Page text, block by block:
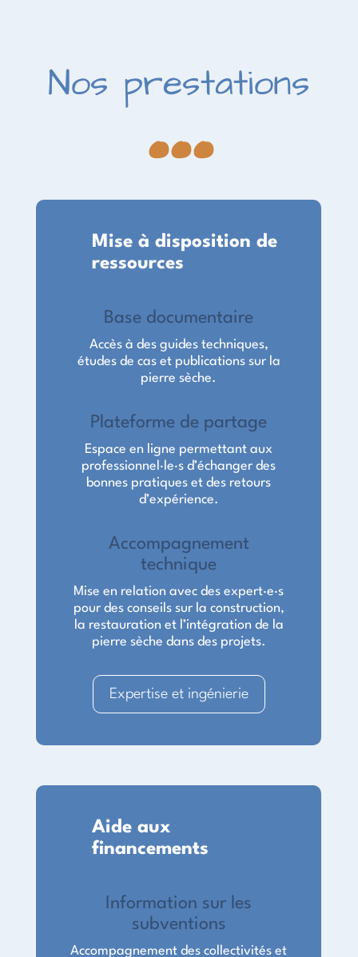
Nos prestations
...
Mise à disposition de
ressources
Base documentaire
Accès à des guides techniques,
études de cas et publications sur la
pierre sèche.
Plateforme de partage
Espace en ligne permettant aux
professionnel·le·s d’échanger des
bonnes pratiques et des retours
d’expérience.
Accompagnement
technique
Mise en relation avec des expert·e·s
pour des conseils sur la construction,
la restauration et l’intégration de la
pierre sèche dans des projets.
Expertise et ingénierie
Aide aux
financements
Information sur les
subventions
Accompagnement des collectivités et